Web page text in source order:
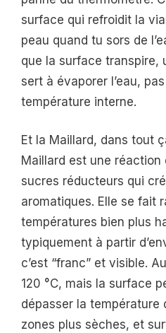
surface qui refroidit la
peau quand tu sors de
que la surface transpire,
sert à évaporer l’eau,
température interne.
Et la Maillard, dans tout
Maillard est une
sucres réducteurs qui
aromatiques. Elle se fait
températures bien plus
typiquement à partir
c’est “franc” et visible.
120 °C, mais la surface
dépasser la température
zones plus sèches, et